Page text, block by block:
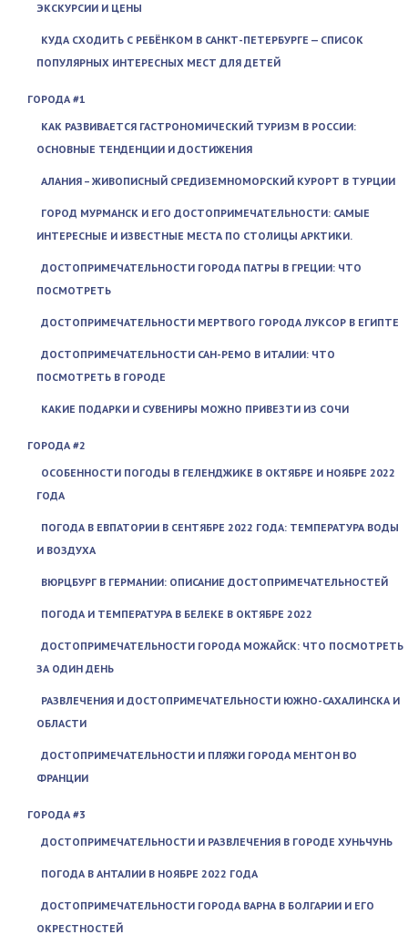
ЭКСКУРСИИ И ЦЕНЫ
КУДА СХОДИТЬ С РЕБЁНКОМ В САНКТ-ПЕТЕРБУРГЕ — СПИСОК
ПОПУЛЯРНЫХ ИНТЕРЕСНЫХ МЕСТ ДЛЯ ДЕТЕЙ
ГОРОДА #1
КАК РАЗВИВАЕТСЯ ГАСТРОНОМИЧЕСКИЙ ТУРИЗМ В РОССИИ:
ОСНОВНЫЕ ТЕНДЕНЦИИ И ДОСТИЖЕНИЯ
АЛАНИЯ – ЖИВОПИСНЫЙ СРЕДИЗЕМНОМОРСКИЙ КУРОРТ В ТУРЦИИ
ГОРОД МУРМАНСК И ЕГО ДОСТОПРИМЕЧАТЕЛЬНОСТИ: САМЫЕ
ИНТЕРЕСНЫЕ И ИЗВЕСТНЫЕ МЕСТА ПО СТОЛИЦЫ АРКТИКИ.
ДОСТОПРИМЕЧАТЕЛЬНОСТИ ГОРОДА ПАТРЫ В ГРЕЦИИ: ЧТО
ПОСМОТРЕТЬ
ДОСТОПРИМЕЧАТЕЛЬНОСТИ МЕРТВОГО ГОРОДА ЛУКСОР В ЕГИПТЕ
ДОСТОПРИМЕЧАТЕЛЬНОСТИ САН-РЕМО В ИТАЛИИ: ЧТО
ПОСМОТРЕТЬ В ГОРОДЕ
КАКИЕ ПОДАРКИ И СУВЕНИРЫ МОЖНО ПРИВЕЗТИ ИЗ СОЧИ
ГОРОДА #2
ОСОБЕННОСТИ ПОГОДЫ В ГЕЛЕНДЖИКЕ В ОКТЯБРЕ И НОЯБРЕ 2022
ГОДА
ПОГОДА В ЕВПАТОРИИ В СЕНТЯБРЕ 2022 ГОДА: ТЕМПЕРАТУРА ВОДЫ
И ВОЗДУХА
ВЮРЦБУРГ В ГЕРМАНИИ: ОПИСАНИЕ ДОСТОПРИМЕЧАТЕЛЬНОСТЕЙ
ПОГОДА И ТЕМПЕРАТУРА В БЕЛЕКЕ В ОКТЯБРЕ 2022
ДОСТОПРИМЕЧАТЕЛЬНОСТИ ГОРОДА МОЖАЙСК: ЧТО ПОСМОТРЕТЬ
ЗА ОДИН ДЕНЬ
РАЗВЛЕЧЕНИЯ И ДОСТОПРИМЕЧАТЕЛЬНОСТИ ЮЖНО-САХАЛИНСКА И
ОБЛАСТИ
ДОСТОПРИМЕЧАТЕЛЬНОСТИ И ПЛЯЖИ ГОРОДА МЕНТОН ВО
ФРАНЦИИ
ГОРОДА #3
ДОСТОПРИМЕЧАТЕЛЬНОСТИ И РАЗВЛЕЧЕНИЯ В ГОРОДЕ ХУНЬЧУНЬ
ПОГОДА В АНТАЛИИ В НОЯБРЕ 2022 ГОДА
ДОСТОПРИМЕЧАТЕЛЬНОСТИ ГОРОДА ВАРНА В БОЛГАРИИ И ЕГО
ОКРЕСТНОСТЕЙ